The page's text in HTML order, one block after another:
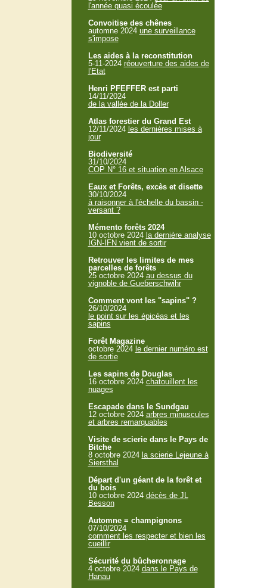
l'année quasi écoulée
Convoitise des chênes
automne 2024 une surveillance
s'impose
Les aides à la reconstitution
5-11-2024 réouverture des aides de
l'Etat
Henri PFEFFER est parti
14/11/2024
de la vallée de la Doller
Atlas forestier du Grand Est
12/11/2024 les dernières mises à
jour
Biodiversité
31/10/2024
COP N° 16 et situation en Alsace
Eaux et Forêts, excès et disette
30/10/2024
à raisonner à l'échelle du bassin -
versant ?
Mémento forêts 2024
10 octobre 2024 la dernière analyse
IGN-IFN vient de sortir
Retrouver les limites de mes
parcelles de forêts
25 octobre 2024 au dessus du
vignoble de Gueberschwihr
Comment vont les "sapins" ?
26/10/2024
le point sur les épicéas et les
sapins
Forêt Magazine
octobre 2024 le dernier numéro est
de sortie
Les sapins de Douglas
16 octobre 2024 chatouillent les
nuages
Escapade dans le Sundgau
12 octobre 2024 arbres minuscules
et arbres remarquables
Visite de scierie dans le Pays de
Bitche
8 octobre 2024 la scierie Lejeune à
Siersthal
Départ d'un géant de la forêt et
du bois
10 octobre 2024 décès de JL
Besson
Automne = champignons
07/10/2024
comment les respecter et bien les
cueillir
Sécurité du bûcheronnage
4 octobre 2024 dans le Pays de
Hanau